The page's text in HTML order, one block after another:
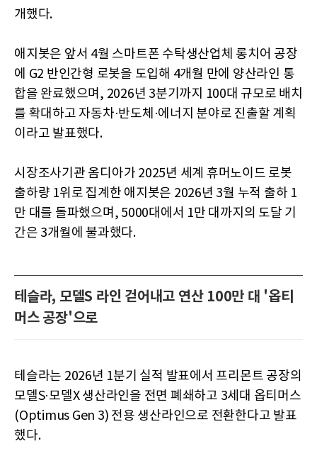
개했다.
애지봇은 앞서 4월 스마트폰 수탁생산업체 롱치어 공장
에 G2 반인간형 로봇을 도입해 4개월 만에 양산라인 통
합을 완료했으며, 2026년 3분기까지 100대 규모로 배치
를 확대하고 자동차·반도체·에너지 분야로 진출할 계획
이라고 발표했다.
시장조사기관 옴디아가 2025년 세계 휴머노이드 로봇
출하량 1위로 집계한 애지봇은 2026년 3월 누적 출하 1
만 대를 돌파했으며, 5000대에서 1만 대까지의 도달 기
간은 3개월에 불과했다.
테슬라, 모델S 라인 걷어내고 연산 100만 대 '옵티
머스 공장'으로
테슬라는 2026년 1분기 실적 발표에서 프리몬트 공장의
모델S·모델X 생산라인을 전면 폐쇄하고 3세대 옵티머스
(Optimus Gen 3) 전용 생산라인으로 전환한다고 발표
했다.